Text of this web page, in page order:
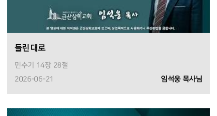
들린 대로
민수기 14장 28절
2026-06-21
임석웅 목사님